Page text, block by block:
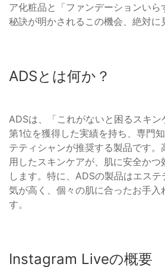
ア化粧品と「ファンデーションいら
秘訣が明かされるこの機会、絶対に
ADSとは何か？
ADSは、「これがないと困るスキ
第1位を獲得した実績を持ち、専門
テティシャンが推奨する製品です。
用したスキンケアが、肌に安全かつ
します。特に、ADSの製品はエステ
気が高く、個々の肌に合ったお手入
す。
Instagram Liveの概要